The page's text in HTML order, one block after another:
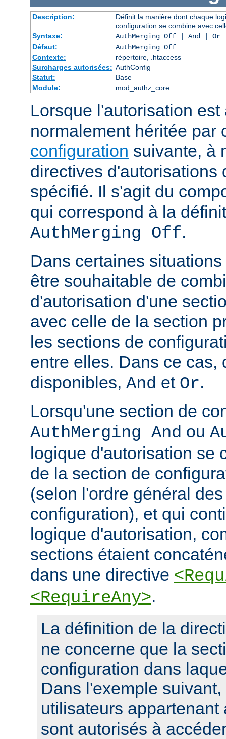
Description:
Définit la manière dont chaque
configuration se combine avec
Syntaxe:
AuthMerging Off | And | Or
Défaut:
AuthMerging Off
Contexte:
répertoire, .htaccess
Surcharges autorisées: AuthConfig
Statut:
Base
Module:
mod_authz_core
Lorsque l'autorisation
normalement héritée par
configuration suivante, à
directives d'autorisations
spécifié. Il s'agit du
qui correspond à la
AuthMerging Off.
Dans certaines
être souhaitable de
d'autorisation d'une
avec celle de la section
les sections de
entre elles. Dans ce cas,
disponibles, And et Or.
Lorsqu'une section de
AuthMerging And ou
logique d'autorisation se
de la section de
(selon l'ordre général
configuration), et qui
logique d'autorisation,
sections étaient
dans une directive
<RequireAny>.
La définition de la
ne concerne que la
configuration dans
Dans l'exemple
utilisateurs
sont autorisés à